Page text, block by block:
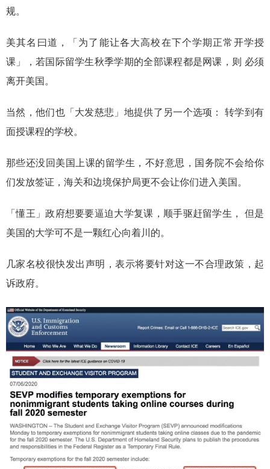
规。
美其名曰道，「为了能让各大高校在下个学期正常开学授
课」，若国际留学生秋季学期的全部课程都是网课，则 必须
离开美国。
当然，他们也「大发慈悲」地提供了另一个选项：转学到有
面授课程的学校。
那些还没回美国上课的留学生，不好意思，国务院不会给你
们发放签证，海关和边境保护局更不会让你们进入美国。
「懂王」政府想要要逼迫大学复课，顺手驱赶留学生， 但是
美国的大学可不是一颗红心向着川的。
几家名校很快发出声明，表示将要针对这一不合理政策，起
诉政府。